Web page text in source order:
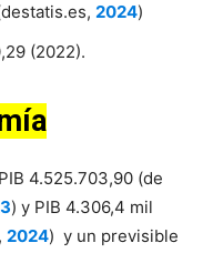
2024)
(2022).
4.525.703,90 (de
) y PIB 4.306,4 mil
2024) y un previsible